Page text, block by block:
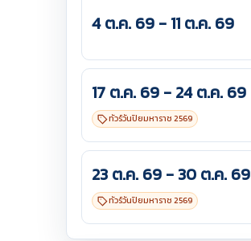
4 ต.ค. 69 - 11 ต.ค. 69
17 ต.ค. 69 - 24 ต.ค. 69
ทัวร์วันปิยมหาราช 2569
23 ต.ค. 69 - 30 ต.ค. 69
ทัวร์วันปิยมหาราช 2569